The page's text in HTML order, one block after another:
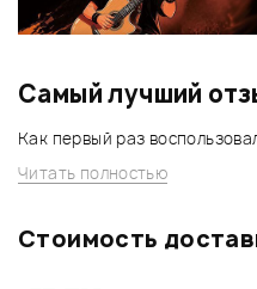
Самый лучший
Как первый раз
Читать полностью
Стоимость